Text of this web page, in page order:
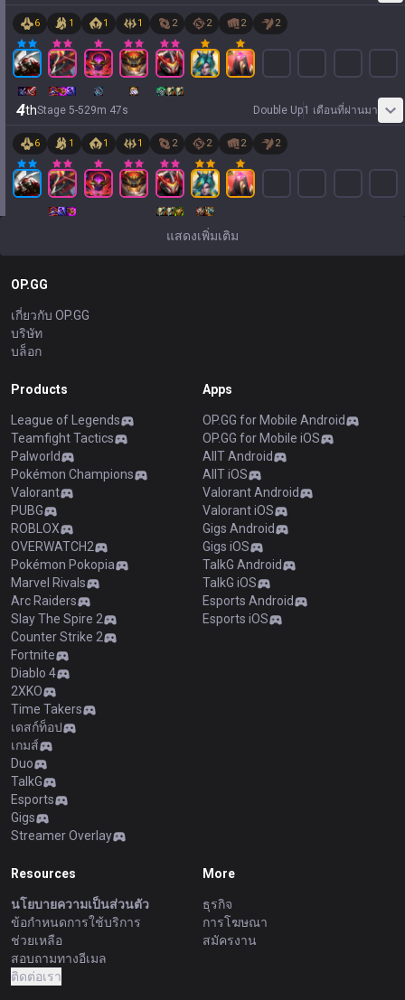
6 1 1 1 2 2 2 2
4thStage 5-529m 47s Double Up1 เดือนที่ผ่านมา
6 1 1 1 2 2 2 2
แสดงเพิ่มเติม
OP.GG
เกี่ยวกับ OP.GG
บริษัท
บล็อก
Products
League of Legends
Teamfight Tactics
Palworld
Pokémon Champions
Valorant
PUBG
ROBLOX
OVERWATCH2
Pokémon Pokopia
Marvel Rivals
Arc Raiders
Slay The Spire 2
Counter Strike 2
Fortnite
Diablo 4
2XKO
Time Takers
เดสก์ท็อป
เกมส์
Duo
TalkG
Esports
Gigs
Streamer Overlay
Apps
OP.GG for Mobile Android
OP.GG for Mobile iOS
AllT Android
AllT iOS
Valorant Android
Valorant iOS
Gigs Android
Gigs iOS
TalkG Android
TalkG iOS
Esports Android
Esports iOS
Resources
นโยบายความเป็นส่วนตัว
ข้อกำหนดการใช้บริการ
ช่วยเหลือ
สอบถามทางอีเมล
ติดต่อเรา
More
ธุรกิจ
การโฆษณา
สมัครงาน